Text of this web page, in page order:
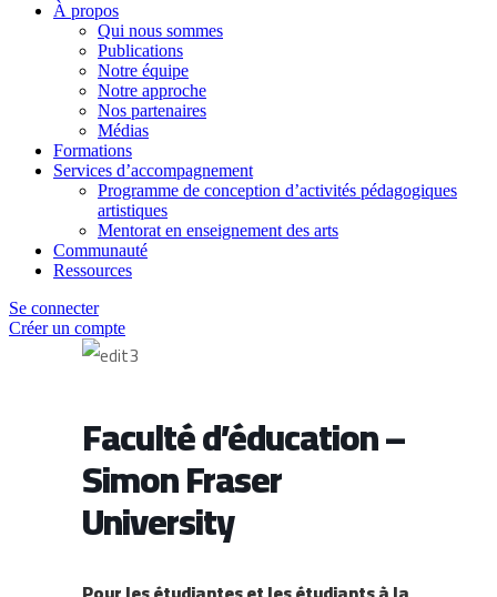
À propos
Qui nous sommes
Publications
Notre équipe
Notre approche
Nos partenaires
Médias
Formations
Services d’accompagnement
Programme de conception d’activités pédagogiques
artistiques
Mentorat en enseignement des arts
Communauté
Ressources
Se connecter
Créer un compte
Faculté d’éducation –
Simon Fraser
University